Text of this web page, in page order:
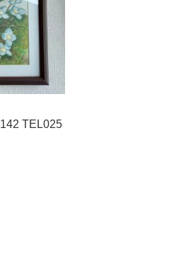
142 TEL025